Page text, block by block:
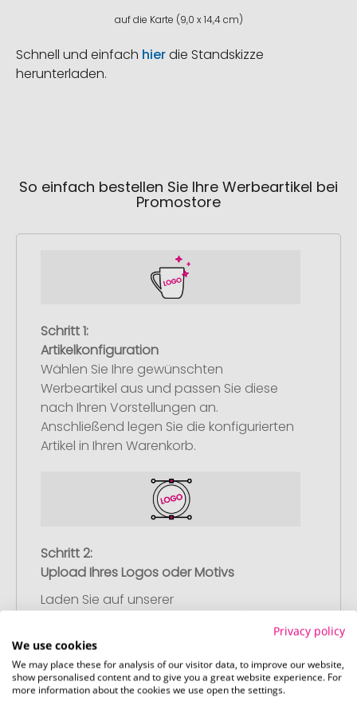
auf die Karte (9,0 x 14,4 cm)
Schnell und einfach hierdie Standskizze
herunterladen.
So einfach bestellen Sie Ihre Werbeartikel bei
Promostore
Schritt 1:
Artikelkonfiguration
Wählen Sie Ihre gewünschten
Werbeartikel aus und passen Sie diese
nach Ihren Vorstellungen an.
Anschließend legen Sie die konfigurierten
Artikel in Ihren Warenkorb.
Schritt 2:
Upload Ihres Logos oder Motivs
Laden Sie auf unserer
oder Motiv hoch und schließen Sie Ihre
Bestellung ab. Falls Sie gerade keine
passende Datei zur Verfügung haben,
können Sie diese gerne später
Privacy policy
We use cookies
We may place these for analysis of our visitor data, to improve our website,
show personalised content and to give you a great website experience. For
more information about the cookies we use open the settings.